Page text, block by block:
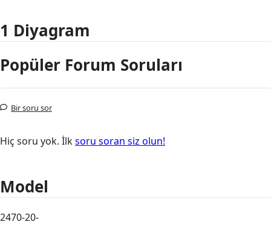
1 Diyagram
Popüler Forum Soruları
Bir soru sor
Hiç soru yok. İlksoru soran siz olun!
Model
2470-20-